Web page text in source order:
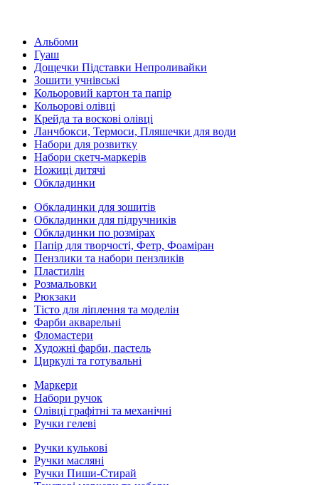
Альбоми
Гуаш
Дощечки Підставки Непроливайки
Зошити учнівські
Кольоровий картон та папір
Кольорові олівці
Крейда та воскові олівці
Ланчбокси, Термоси, Пляшечки для води
Набори для розвитку
Набори скетч-маркерів
Ножиці дитячі
Обкладинки
Обкладинки для зошитів
Обкладинки для підручників
Обкладинки по розмірах
Папір для творчості, Фетр, Фоаміран
Пензлики та набори пензликів
Пластилін
Розмальовки
Рюкзаки
Тісто для ліплення та моделін
Фарби акварельні
Фломастери
Художні фарби, пастель
Циркулі та готувальні
Маркери
Набори ручок
Олівці графітні та механічні
Ручки гелеві
Ручки кулькові
Ручки масляні
Ручки Пиши-Стирай